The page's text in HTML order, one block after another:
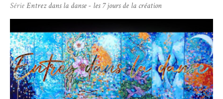
SérieEntrez dans la danse - les 7 jours de la création